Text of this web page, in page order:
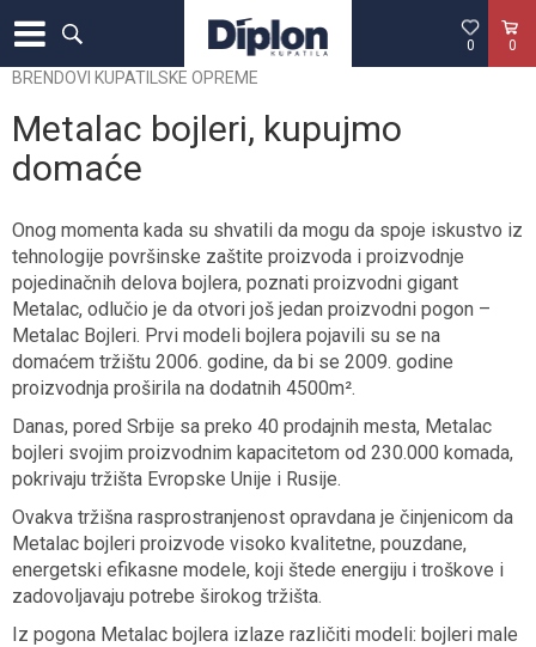
0
0
BRENDOVI KUPATILSKE OPREME
Metalac bojleri, kupujmo
domaće
Onog momenta kada su shvatili da mogu da spoje iskustvo iz
tehnologije površinske zaštite proizvoda i proizvodnje
pojedinačnih delova bojlera, poznati proizvodni gigant
Metalac, odlučio je da otvori još jedan proizvodni pogon –
Metalac Bojleri. Prvi modeli bojlera pojavili su se na
domaćem tržištu 2006. godine, da bi se 2009. godine
proizvodnja proširila na dodatnih 4500m².
Danas, pored Srbije sa preko 40 prodajnih mesta, Metalac
bojleri svojim proizvodnim kapacitetom od 230.000 komada,
pokrivaju tržišta Evropske Unije i Rusije.
Ovakva tržišna rasprostranjenost opravdana je činjenicom da
Metalac bojleri proizvode visoko kvalitetne, pouzdane,
energetski efikasne modele, koji štede energiju i troškove i
zadovoljavaju potrebe širokog tržišta.
Iz pogona Metalac bojlera izlaze različiti modeli: bojleri male